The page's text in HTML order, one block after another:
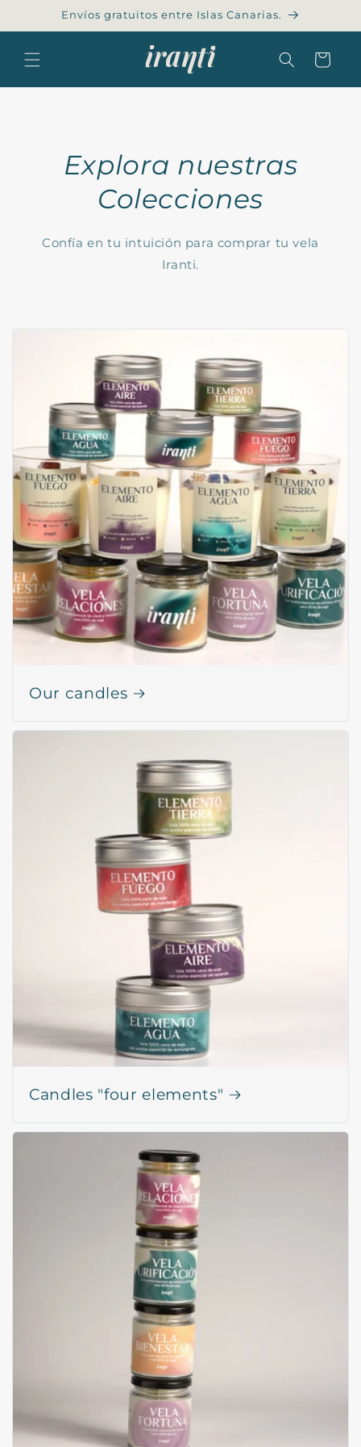
Skip toEnvíos gratuitos entre Islas Canarias.
Cart
Explora nuestras
Colecciones
Confía en tu intuición para comprar tu vela
Iranti.
Our candles
Candles "four elements"